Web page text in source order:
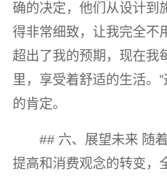
确的决定，他们从设计到
得非常细致，让我完全不
超出了我的预期，现在我
里，享受着舒适的生活。
的肯定。
## 六、展望未来 随
提高和消费观念的转变，